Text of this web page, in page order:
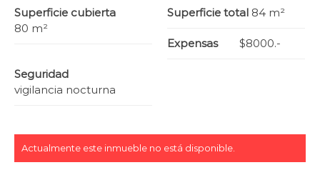
Superficie cubierta
80 m²
Superficie total 84 m²
Expensas $8000.-
Seguridad
vigilancia nocturna
Actualmente este inmueble no está disponible.